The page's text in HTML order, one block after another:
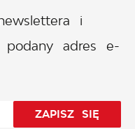
i
podany adres e-